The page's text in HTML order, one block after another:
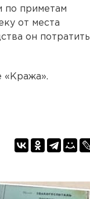
по приметам
от места
он потратить
«Кража».